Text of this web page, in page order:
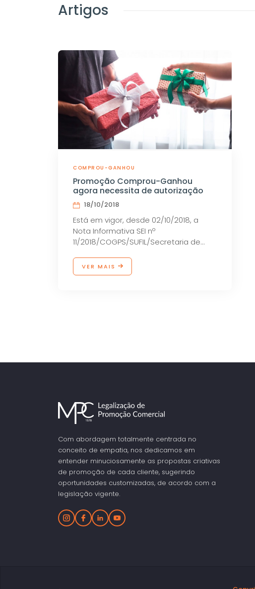
Artigos
COMPROU-GANHOU
Promoção Comprou-Ganhou
agora necessita de autorização
18/10/2018
Está em vigor, desde 02/10/2018, a
Nota Informativa SEI nº
11/2018/COGPS/SUFIL/Secretaria de
Loteria – SEFEL/MF, que dispõe sobre a
necessidade de autorização das
VER MAIS
Com abordagem totalmente centrada no
conceito de empatia, nos dedicamos em
entender minuciosamente as propostas criativas
de promoção de cada cliente, sugerindo
oportunidades customizadas, de acordo com a
legislação vigente.